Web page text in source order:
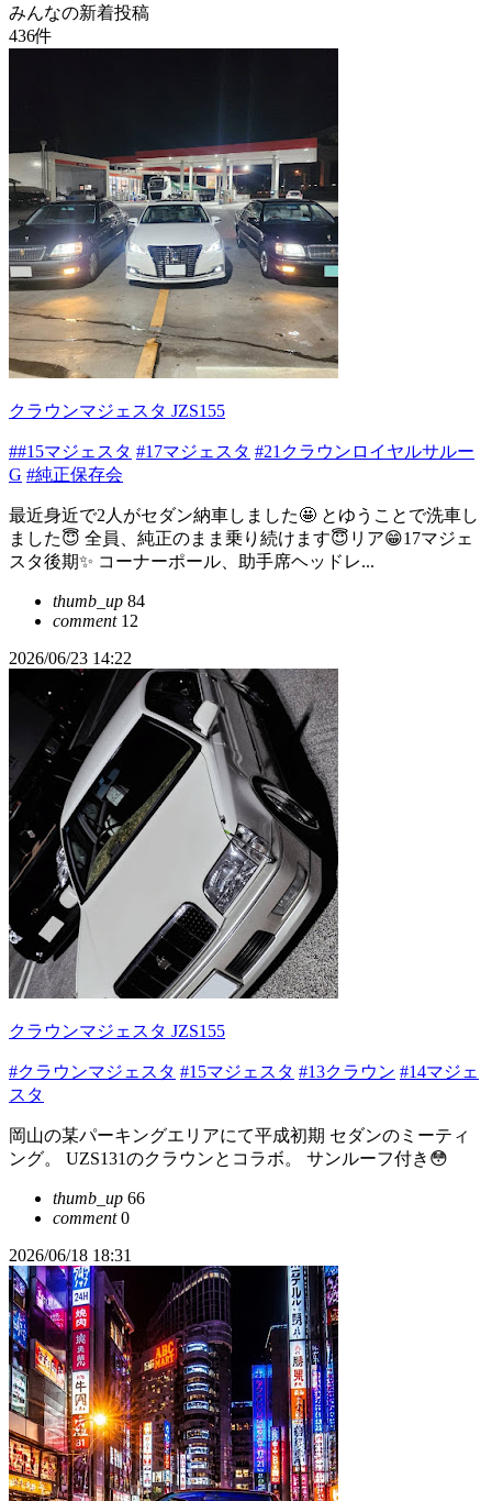
みんなの新着投稿
436件
クラウンマジェスタ JZS155
##15マジェスタ #17マジェスタ #21クラウンロイヤルサルー
G #純正保存会
最近身近で2人がセダン納車しました🤩 とゆうことで洗車し
ました😇 全員、純正のまま乗り続けます😇リア😁17マジェ
スタ後期✨ コーナーポール、助手席ヘッドレ...
thumb_up 84
comment12
2026/06/23 14:22
クラウンマジェスタ JZS155
#クラウンマジェスタ #15マジェスタ #13クラウン #14マジェ
スタ
岡山の某パーキングエリアにて平成初期 セダンのミーティ
ング。 UZS131のクラウンとコラボ。 サンルーフ付き😳
thumb_up 66
comment0
2026/06/18 18:31